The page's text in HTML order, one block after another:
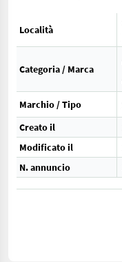
Località
Categoria / Marca
Marchio / Tipo
Creato il
Modificato il
N. annuncio